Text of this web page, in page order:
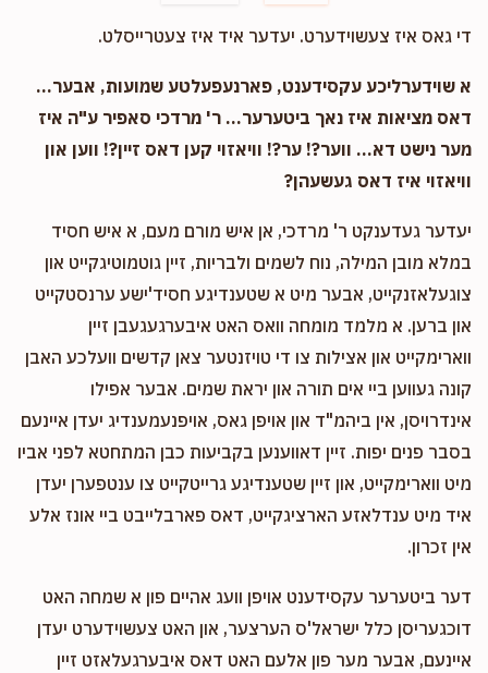
די גאס איז צעשוידערט. יעדער איד איז צעטרייסלט.
א שוידערליכע עקסידענט, פארנעפעלטע שמועות, אבער...
דאס מציאות איז נאך ביטערער... ר' מרדכי סאפיר ע"ה איז
מער נישט דא... ווער?! ער?! וויאזוי קען דאס זיין?! ווען און
וויאזוי איז דאס געשעהן?
יעדער געדענקט ר' מרדכי, אן איש מורם מעם, א איש חסיד
במלא מובן המילה, נוח לשמים ולבריות, זיין גוטמוטיגקייט און
צוגעלאזנקייט, אבער מיט א שטענדיגע חסיד'ישע ערנסטקייט
און ברען. א מלמד מומחה וואס האט איבערגעגעבן זיין
ווארימקייט און אצילות צו די טויזנטער צאן קדשים וועלכע האבן
קונה געווען ביי אים תורה און יראת שמים. אבער אפילו
אינדרויסן, אין ביהמ"ד און אויפן גאס, אויפנעמענדיג יעדן איינעם
בסבר פנים יפות. זיין דאווענען בקביעות כבן המתחטא לפני אביו
מיט ווארימקייט, און זיין שטענדיגע גרייטקייט צו ענטפערן יעדן
איד מיט ענדלאזע הארציגקייט, דאס פארבלייבט ביי אונז אלע
אין זכרון.
דער ביטערער עקסידענט אויפן וועג אהיים פון א שמחה האט
דוכגעריסן כלל ישראל'ס הערצער, און האט צעשוידערט יעדן
איינעם, אבער מער פון אלעם האט דאס איבערגעלאזט זיין